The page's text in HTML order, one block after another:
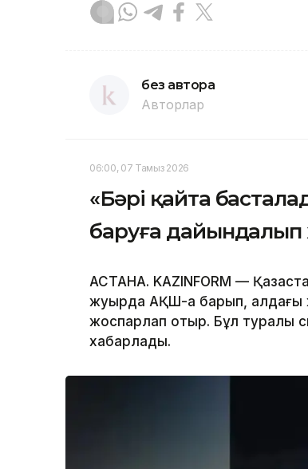
без автора
Авторлар
06:00, 07 Тамыз 2026
«Бәрі қайта
баруға
АСТАНА. KAZINFORM —
жуырда АҚШ-қа барып, алдағы
жоспарлап отыр. Бұл туралы
хабарлады.